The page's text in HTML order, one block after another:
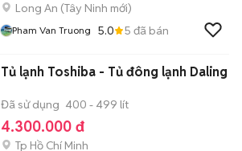
Long An (Tây Ninh mới)
Pham Van Truong 5.0 5 đã bán
Tủ lạnh Toshiba - Tủ đông lạnh Daling
Đã sử dụng 400 - 499 lít
4.300.000 đ
Tp Hồ Chí Minh